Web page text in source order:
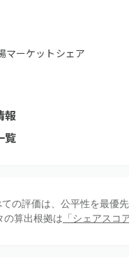
マーケットシェア
報
覧
ての評価は、公平性を最優
の算出根拠は 「シェアスコ